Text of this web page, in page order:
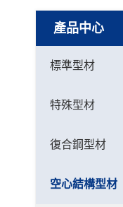
產品中心
標準型材
特殊型材
復合鋼型材
空心結構型材